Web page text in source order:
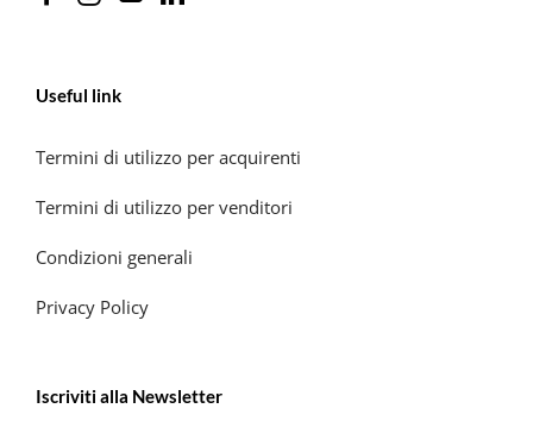
Useful link
Termini di utilizzo per acquirenti
Termini di utilizzo per venditori
Condizioni generali
Privacy Policy
Iscriviti alla Newsletter